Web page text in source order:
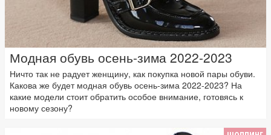
Модная обувь осень-зима 2022-2023
Ничто так не радует женщину, как покупка новой пары обуви.
Какова же будет модная обувь осень-зима 2022-2023? На
какие модели стоит обратить особое внимание, готовясь к
новому сезону?